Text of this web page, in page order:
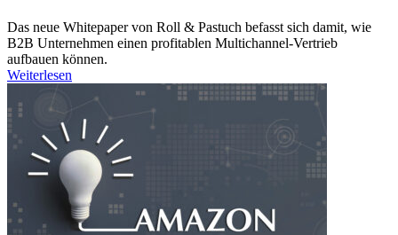
Das neue Whitepaper von Roll & Pastuch befasst sich damit, wie
B2B Unternehmen einen profitablen Multichannel-Vertrieb
aufbauen können.
Weiterlesen